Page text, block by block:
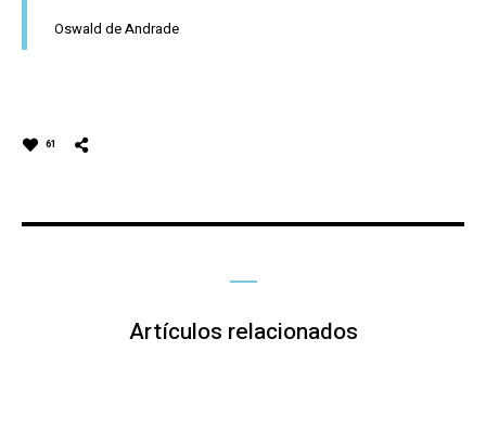
Oswald de Andrade
61
Artículos relacionados